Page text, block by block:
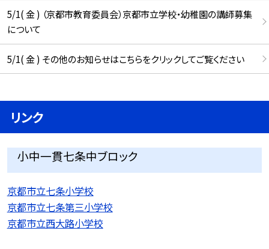
5/1( 金 ) （京都市教育委員会）京都市立学校・幼稚園の講師募集
について
5/1( 金 ) その他のお知らせはこちらをクリックしてご覧ください
リンク
小中一貫七条中ブロック
京都市立七条小学校
京都市立七条第三小学校
京都市立西大路小学校